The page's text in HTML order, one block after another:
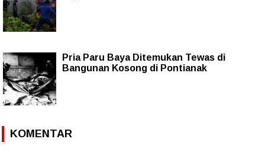
Pria Paru Baya Ditemukan Tewas di
Bangunan Kosong di Pontianak
KOMENTAR